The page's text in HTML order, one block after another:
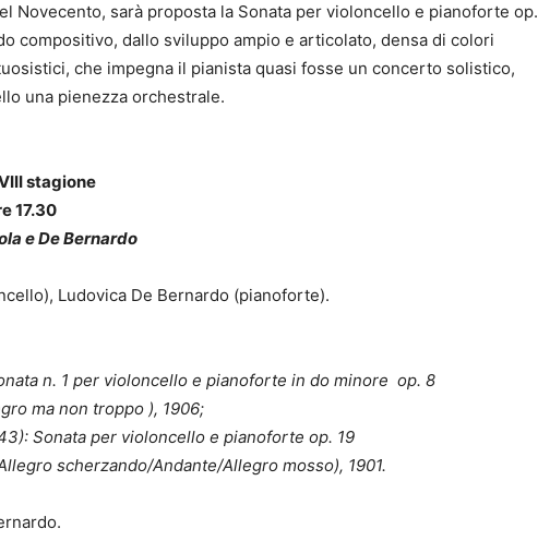
Novecento, sarà proposta la Sonata per violoncello e pianoforte op.
compositivo, dallo sviluppo ampio e articolato, densa di colori
che impegna il pianista quasi fosse un concerto solistico,
una pienezza orchestrale.
stagione
17.30
e De Bernardo
Ludovica De Bernardo (pianoforte).
n. 1 per violoncello e pianoforte in do minore op. 8
ma non troppo ), 1906;
Sonata per violoncello e pianoforte op. 19
scherzando/Andante/Allegro mosso), 1901.